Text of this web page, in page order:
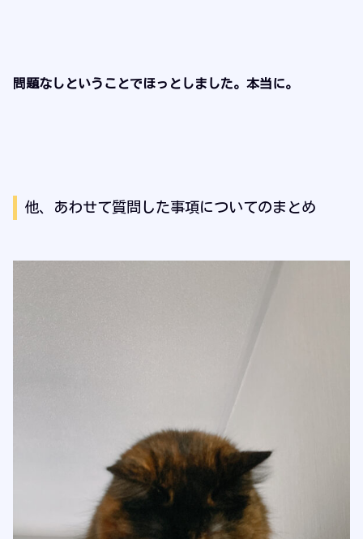
問題なしということでほっとしました。本当に。
他、あわせて質問した事項についてのまとめ